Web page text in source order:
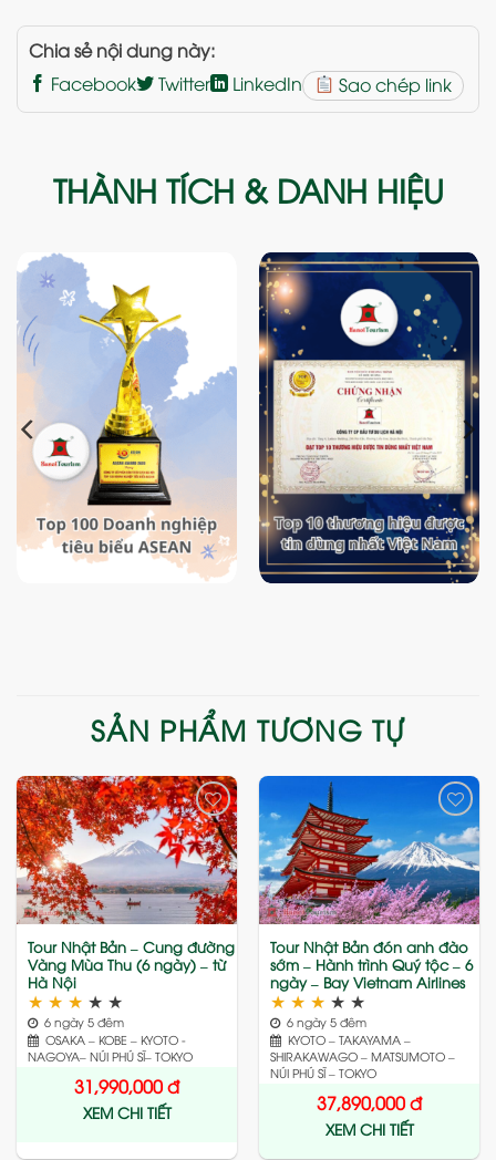
Chia sẻ nội dung này:
Facebook
Twitter LinkedIn Sao chép link
THÀNH TÍCH & DANH HIỆU
SẢN PHẨM TƯƠNG TỰ
Add
to
wishlist
Tour Nhật Bản – Cung đường
Vàng Mùa Thu (6 ngày) – từ
Hà Nội
★ ★ ★ ★ ★
6 ngày 5 đêm
OSAKA – KOBE – KYOTO -
NAGOYA– NÚI PHÚ SĨ– TOKYO
31,990,000đ
XEM CHI TIẾT
Add
to
wishlist
Tour Nhật Bản đón anh đào
sớm – Hành trình Quý tộc – 6
ngày – Bay Vietnam Airlines
★ ★ ★ ★ ★
6 ngày 5 đêm
KYOTO – TAKAYAMA –
SHIRAKAWAGO – MATSUMOTO –
NÚI PHÚ SĨ – TOKYO
37,890,000đ
XEM CHI TIẾT